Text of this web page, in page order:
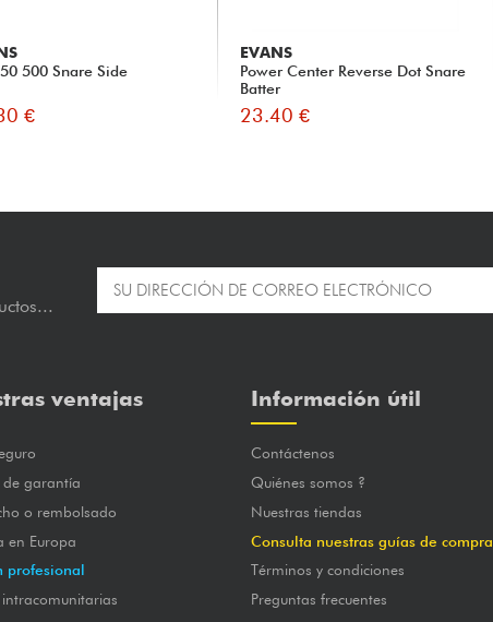
500 Snare Side
€
EVANS
Power Center Reverse Dot Snare
Batter
23.40 €
ventajas
de garantía
o rembolsado
en Europa
profesional
intracomunitarias
Información útil
Contáctenos
Quiénes somos ?
Nuestras tiendas
Consulta nuestras guías de compra
Términos y condiciones
Preguntas frecuentes